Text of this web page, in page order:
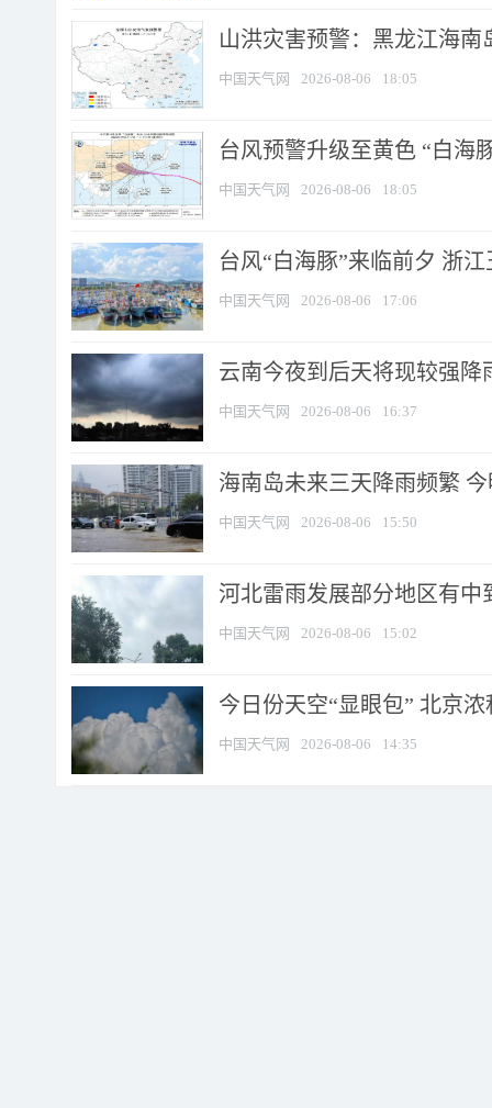
山洪灾害预警：黑龙江海
中国天气网 2026-08-06 18:05
台风预警升级至黄色 “白海
中国天气网 2026-08-06 18:05
台风“白海豚”来临前夕 浙
中国天气网 2026-08-06 17:06
云南今夜到后天将现较强降
中国天气网 2026-08-06 16:37
海南岛未来三天降雨频繁
中国天气网 2026-08-06 15:50
河北雷雨发展部分地区有中
中国天气网 2026-08-06 15:02
今日份天空“显眼包” 北京
中国天气网 2026-08-06 14:35